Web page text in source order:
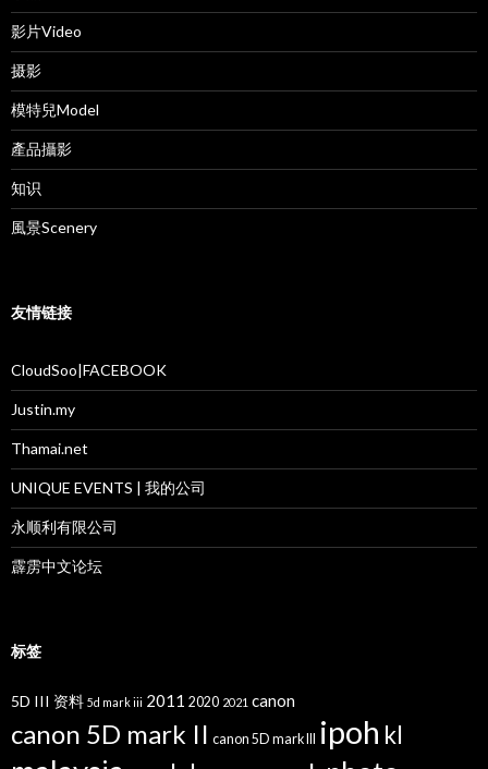
影片Video
摄影
模特兒Model
產品攝影
知识
風景Scenery
友情链接
CloudSoo|FACEBOOK
Justin.my
Thamai.net
UNIQUE EVENTS | 我的公司
永顺利有限公司
霹雳中文论坛
标签
5D III 资料 5d mark iii 2011 2020 2021 canon
canon 5D mark II canon 5D mark III ipoh kl